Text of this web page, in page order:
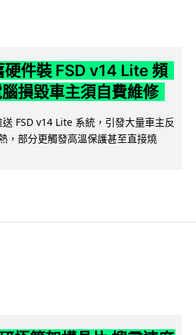
件裝 FSD v14 Lite 頻
損毀車主須自費維修
FSD v14 Lite 系統，引發大量車主反
，部分更觸發高溫保護甚至直接燒